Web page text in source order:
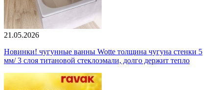
21.05.2026
Новинки! чугунные ванны Wotte толщина чугуна стенки 5
мм/ 3 слоя титановой стеклоэмали, долго держит тепло